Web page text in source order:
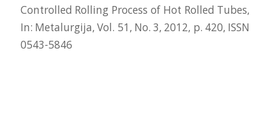
Controlled Rolling Process of Hot Rolled Tubes,
In: Metalurgija, Vol. 51, No. 3, 2012, p. 420, ISSN
0543-5846